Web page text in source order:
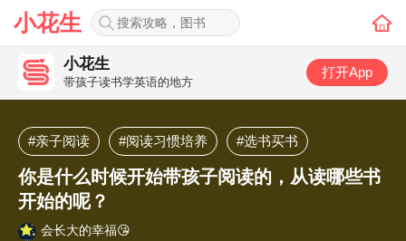
小花生
小花生
带孩子读书学英语的地方
打开App
#亲子阅读 #阅读习惯培养 #选书买书
你是什么时候开始带孩子阅读的，从读哪些书
开始的呢？
会长大的幸福😘